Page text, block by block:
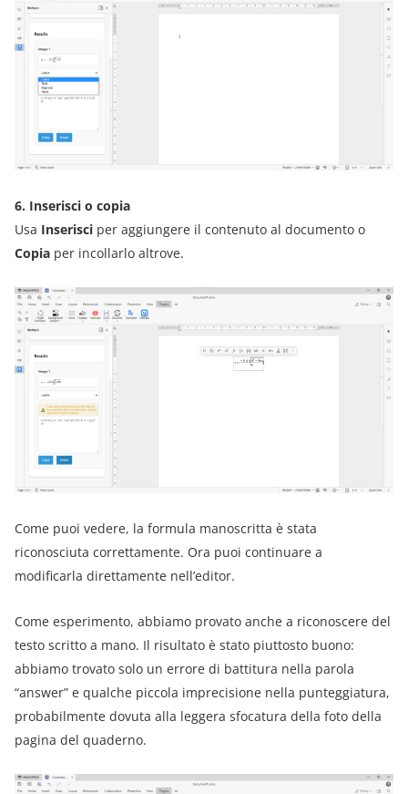
6. Inserisci o copia
Usa Inserisci per aggiungere il contenuto al documento o
Copia per incollarlo altrove.
Come puoi vedere, la formula manoscritta è stata
riconosciuta correttamente. Ora puoi continuare a
modificarla direttamente nell’editor.
Come esperimento, abbiamo provato anche a riconoscere del
testo scritto a mano. Il risultato è stato piuttosto buono:
abbiamo trovato solo un errore di battitura nella parola
“answer” e qualche piccola imprecisione nella punteggiatura,
probabilmente dovuta alla leggera sfocatura della foto della
pagina del quaderno.